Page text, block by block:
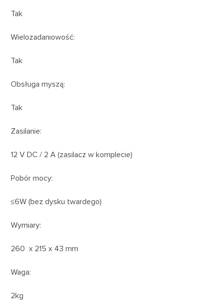
Tak
Wielozadaniowość:
Tak
Obsługa myszą:
Tak
Zasilanie:
12 V DC / 2 A (zasilacz w komplecie)
Pobór mocy:
≤6W (bez dysku twardego)
Wymiary:
260 x 215 x 43 mm
Waga:
2kg